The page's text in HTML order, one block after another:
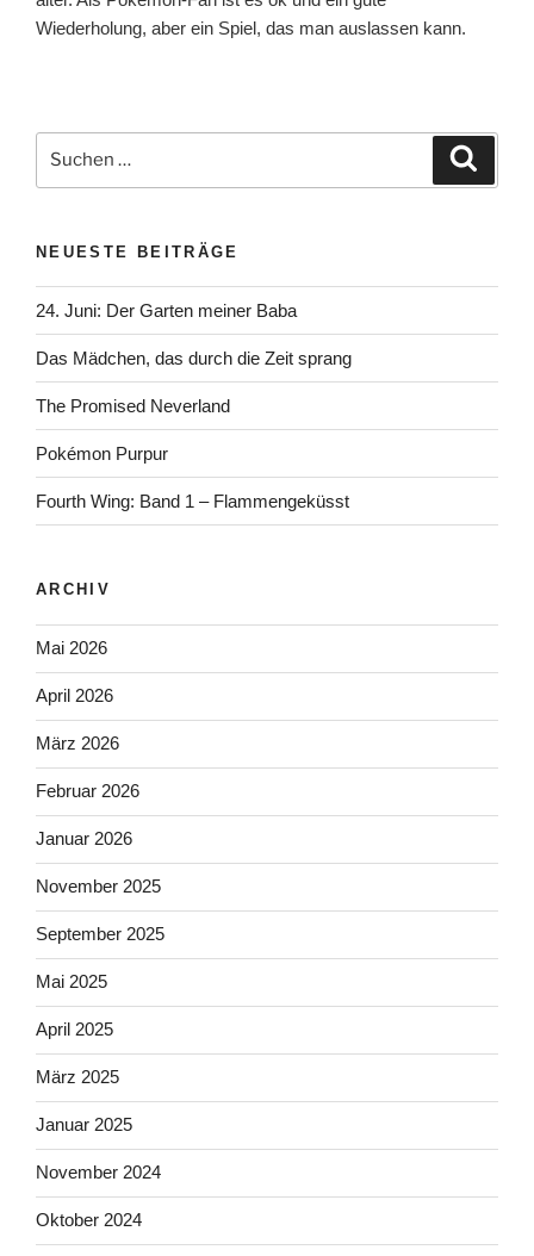
Wiederholung, aber ein Spiel, das man auslassen kann.
nach:
NEUESTE BEITRÄGE
24. Juni: Der Garten meiner Baba
Das Mädchen, das durch die Zeit sprang
The Promised Neverland
Pokémon Purpur
Fourth Wing: Band 1 – Flammengeküsst
ARCHIV
Mai 2026
April 2026
März 2026
Februar 2026
Januar 2026
November 2025
September 2025
Mai 2025
April 2025
März 2025
Januar 2025
November 2024
Oktober 2024